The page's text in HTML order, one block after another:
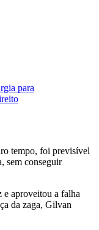
para
tempo, foi previsível
sem conseguir
aproveitou a falha
da zaga, Gilvan